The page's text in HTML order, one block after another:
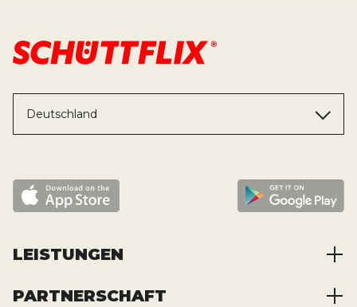
Deutschland
LEISTUNGEN
Baustoffe kaufen
PARTNERSCHAFT